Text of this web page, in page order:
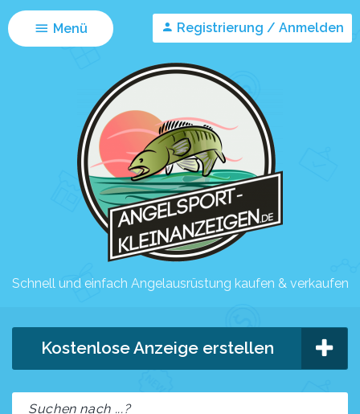
Menü Registrierung / Anmelden
Schnell und einfach Angelausrüstung kaufen & verkaufen
Kostenlose Anzeige erstellen